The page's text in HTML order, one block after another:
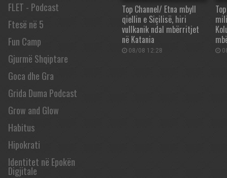
FLET - Podcast
Ftesë në 5
Fun Camp
Gjurmë Shqiptare
Goca dhe Gra
Grida Duma Podcast
Grow and Glow
Habitus
Hipokrati
Identitet në Epokën
Digjitale
Top Channel/ Etna mbyll
qiellin e Siçilisë, hiri
vullkanik ndal mbërritjet
në Katania
08/08 12:28